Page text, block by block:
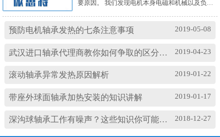
要原因。 我们发现电机本身电磁和机械以及负载
振动产生影响。其中造成温度过高的原因主要
松；(3)轴承与轴套配合过松；(4)润滑油有杂质；
损坏等。 另外，造成耐高温轴承出现异常振...
2019-05-08
预防电机轴承发热的七条注意事项
2019-04-23
武汉进口轴承代理商教你如何争取的区分高速轴承和低速轴承
2019-01-22
滚动轴承异常发热原因解析
2019-01-17
带座外球面轴承加热安装的知识讲解
2018-12-27
深沟球轴承工作有噪声？这些知识你可能忽略了